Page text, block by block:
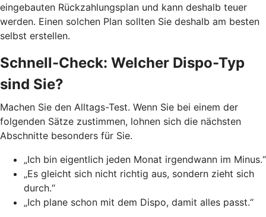
eingebauten Rückzahlungsplan und kann deshalb teuer
werden. Einen solchen Plan sollten Sie deshalb am besten
selbst erstellen.
Schnell-Check: Welcher Dispo-Typ
sind Sie?
Machen Sie den Alltags-Test. Wenn Sie bei einem der
folgenden Sätze zustimmen, lohnen sich die nächsten
Abschnitte besonders für Sie.
„Ich bin eigentlich jeden Monat irgendwann im Minus.“
„Es gleicht sich nicht richtig aus, sondern zieht sich
durch.“
„Ich plane schon mit dem Dispo, damit alles passt.“